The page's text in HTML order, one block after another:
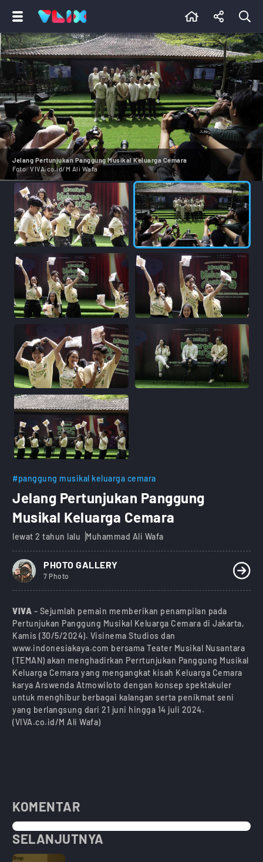
Jelang Pertunjukan Panggung Musikal Keluarga Cemara
Foto:VIVA.co.id/M Ali Wafa
#panggung musikal keluarga cemara
Jelang Pertunjukan Panggung
Musikal Keluarga Cemara
lewat 2 tahun lalu Muhammad Ali Wafa
PHOTO GALLERY
7 Photo
VIVA – Sejumlah pemain memberikan penampilan pada
Pertunjukan Panggung Musikal Keluarga Cemara di Jakarta,
Kamis (30/5/2024). Visinema Studios dan
www.indonesiakaya.com bersama Teater Musikal Nusantara
(TEMAN) akan menghadirkan Perrtunjukan Panggung Musikal
Keluarga Cemara yang mengangkat kisah Keluarga Cemara
karya Arswenda Atmowiloto dengan konsep spektakuler
untuk menghibur berbagai kalangan serta penikmat seni
yang berlangsung dari 21 juni hingga 14 juli 2024.
(VIVA.co.id/M Ali Wafa)
KOMENTAR
SELANJUTNYA